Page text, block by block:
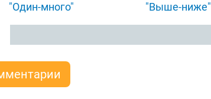
"Один-много" "Выше-ниже"